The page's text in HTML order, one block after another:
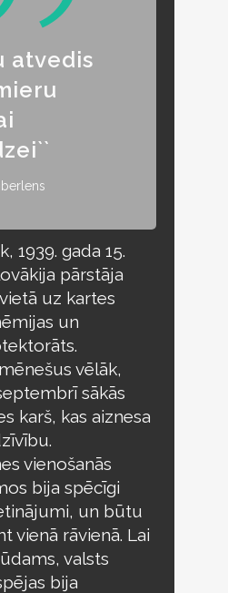
atvedis
1939. gada 15.
pārstāja
uz kartes
un
vēlāk,
sākās
karš, kas aiznesa
vienošanās
bija spēcīgi
un būtu
vienā rāvienā. Lai
valsts
bija